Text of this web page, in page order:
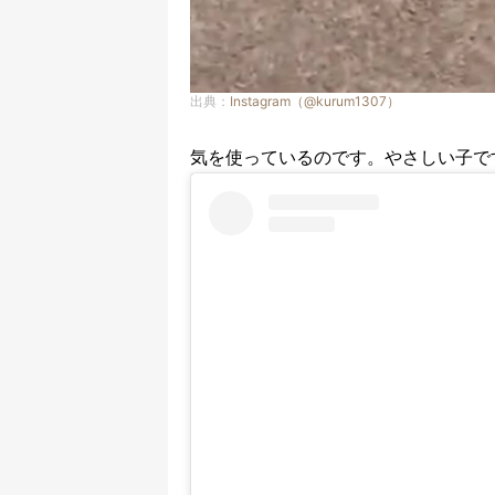
出典： Instagram（@kurum1307）
気を使っているのです。やさしい子